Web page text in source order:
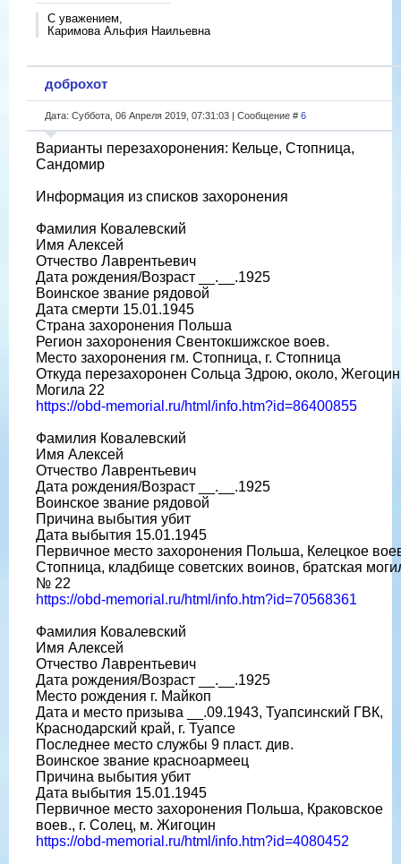
С уважением,
Каримова Альфия Наильевна
доброхот
Дата: Суббота, 06 Апреля 2019, 07:31:03 | Сообщение # 6
Варианты перезахоронения: Кельце, Стопница,
Сандомир
Информация из списков захоронения
Фамилия Ковалевский
Имя Алексей
Отчество Лаврентьевич
Дата рождения/Возраст __.__.1925
Воинское звание рядовой
Дата смерти 15.01.1945
Страна захоронения Польша
Регион захоронения Свентокшижское воев.
Место захоронения гм. Стопница, г. Стопница
Откуда перезахоронен Сольца Здрою, около, Жегоцин
Могила 22
https://obd-memorial.ru/html/info.htm?id=86400855
Фамилия Ковалевский
Имя Алексей
Отчество Лаврентьевич
Дата рождения/Возраст __.__.1925
Воинское звание рядовой
Причина выбытия убит
Дата выбытия 15.01.1945
Первичное место захоронения Польша, Келецкое
Стопница, кладбище советских воинов, братская
№ 22
https://obd-memorial.ru/html/info.htm?id=70568361
Фамилия Ковалевский
Имя Алексей
Отчество Лаврентьевич
Дата рождения/Возраст __.__.1925
Место рождения г. Майкоп
Дата и место призыва __.09.1943, Туапсинский ГВК,
Краснодарский край, г. Туапсе
Последнее место службы 9 пласт. див.
Воинское звание красноармеец
Причина выбытия убит
Дата выбытия 15.01.1945
Первичное место захоронения Польша, Краковское
воев., г. Солец, м. Жигоцин
https://obd-memorial.ru/html/info.htm?id=4080452